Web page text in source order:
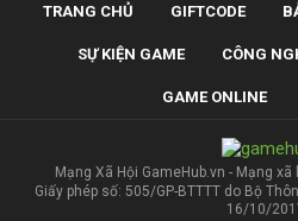
TRANG CHỦ GIFTCODE
SỰ KIỆN GAME CÔNG
GAME ONLINE
Mạng Xã Hội GameHub.vn - Mạng
Giấy phép số: 505/GP-BTTTT do Bộ
16/10/